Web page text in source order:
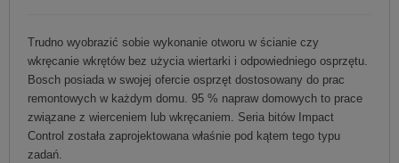
Trudno wyobrazić sobie wykonanie otworu w ścianie czy
wkręcanie wkrętów bez użycia wiertarki i odpowiedniego osprzętu.
Bosch posiada w swojej ofercie osprzęt dostosowany do prac
remontowych w każdym domu. 95 % napraw domowych to prace
związane z wierceniem lub wkręcaniem. Seria bitów Impact
Control została zaprojektowana właśnie pod kątem tego typu
zadań.